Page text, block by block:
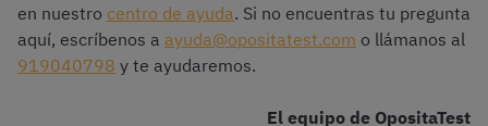
en nuestro centro de ayuda. Si no encuentras tu pregunta
aquí, escríbenos a ayuda@opositatest.com o llámanos al
919040798 y te ayudaremos.
El equipo de OpositaTest